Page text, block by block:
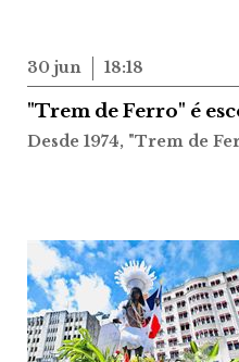
30 jun 18:18
"Trem de Ferro" é
Desde 1974, "Trem de